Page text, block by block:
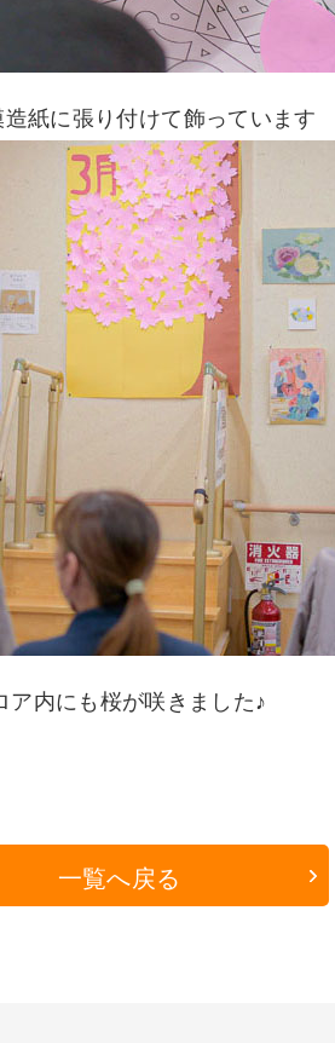
紙に張り付けて飾っています
ア内にも桜が咲きました♪
一覧へ戻る